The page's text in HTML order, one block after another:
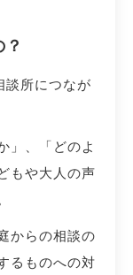
談所につなが
」、「どのよ
もや大人の声
からの相談の
るものへの対